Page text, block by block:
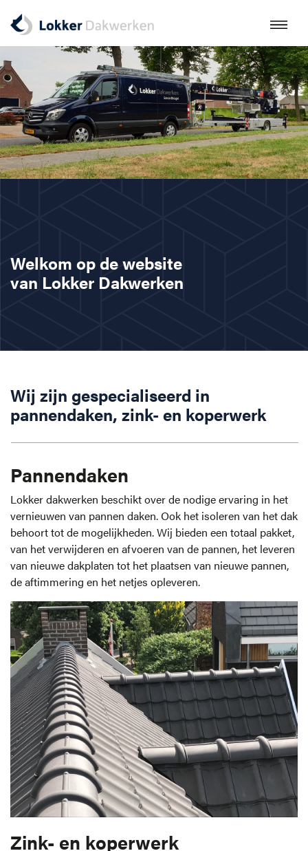
Welkom op de website
van Lokker Dakwerken
Wij zijn gespecialiseerd in
pannendaken, zink- en koperwerk
Pannendaken
Lokker dakwerken beschikt over de nodige ervaring in het
vernieuwen van pannen daken. Ook het isoleren van het dak
behoort tot de mogelijkheden. Wij bieden een totaal pakket,
van het verwijderen en afvoeren van de pannen, het leveren
van nieuwe dakplaten tot het plaatsen van nieuwe pannen,
de aftimmering en het netjes opleveren.
Zink- en koperwerk